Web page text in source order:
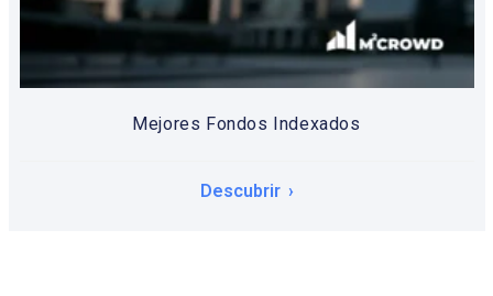
Mejores Fondos Indexados
Descubrir